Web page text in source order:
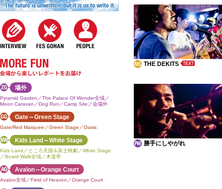
THE DEKITS
勝手にしやがれ
場外
Pyramid Garden／The Palace Of Wonder全域／
Moon Caravan／Dog Run／Camp Site／会場外
Gate～Green Stage
Gate/Red Marquee／Green Stage／Oasis
Kids Land～White Stage
Kids Land／ところ天国＆富士映劇／White Stage
／Board Walk全域／木道亭
Avalon～Orange Court
Avalon全域／Field of Heaven／Orange Court